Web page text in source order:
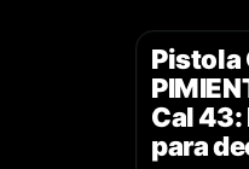
Pistola
Cal
para